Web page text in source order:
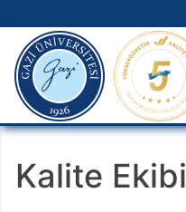
Ana Menü
gazi.edu.tr
Kalite Ekibi